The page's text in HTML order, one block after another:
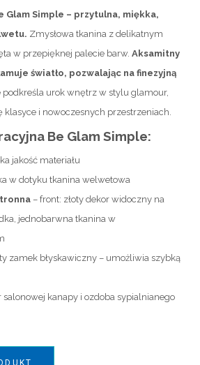
Glam Simple – przytulna, miękka,
Zmysłowa tkanina z delikatnym
w przepięknej palecie barw. Aksamitny
światło, pozwalając na finezyjną
podkreśla urok wnętrz w stylu glamour,
klasyce i nowoczesnych przestrzeniach.
Be Glam Simple:
jakość materiału
w dotyku tkanina welwetowa
– front: złoty dekor widoczny na
jednobarwna tkanina w
zamek błyskawiczny – umożliwia szybką
salonowej kanapy i ozdoba sypialnianego